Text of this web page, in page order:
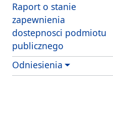
Raport o stanie
zapewnienia
dostepnosci podmiotu
publicznego
Odniesienia